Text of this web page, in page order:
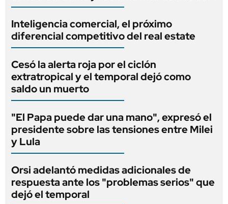
Inteligencia comercial, el próximo
diferencial competitivo del real estate
Cesó la alerta roja por el ciclón
extratropical y el temporal dejó como
saldo un muerto
"El Papa puede dar una mano", expresó el
presidente sobre las tensiones entre Milei
y Lula
Orsi adelantó medidas adicionales de
respuesta ante los "problemas serios" que
dejó el temporal